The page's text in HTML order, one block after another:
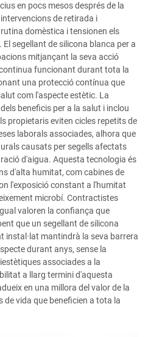
en pocs mesos després de la
de retirada i
domèstica i tensionen els
segellant de silicona blanca per a
mitjançant la seva acció
funcionant durant tota la
una protecció contínua que
com l'aspecte estètic. La
beneficis per a la salut i inclou
propietaris eviten cicles repetits de
laborals associades, alhora que
causats per segells afectats
d'aigua. Aquesta tecnologia és
d'alta humitat, com cabines de
l'exposició constant a l'humitat
microbí. Contractistes
valoren la confiança que
que un segellant de silicona
instal·lat mantindrà la seva barrera
durant anys, sense la
associades a la
a llarg termini d'aquesta
en una millora del valor de la
vida que beneficien a tota la